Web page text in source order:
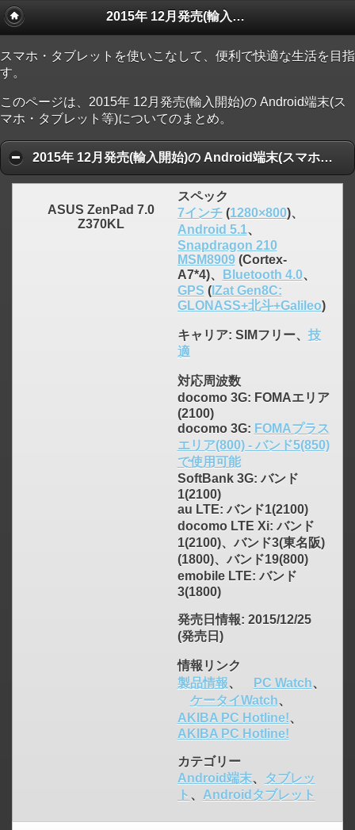
2015年 12月発売(輸入開始)の Android端末(スマホ・タブレット等)
スマホ・タブレットを使いこなして、便利で快適な生活を目指
す。
このページは、2015年 12月発売(輸入開始)の Android端末(ス
マホ・タブレット等)についてのまとめ。
2015年 12月発売(輸入開始)の Android端末(スマホ・タブレット等) 人気ランキング順
ASUS ZenPad 7.0
Z370KL
スペック
7インチ(1280×800)、
Android 5.1、
Snapdragon 210
MSM8909(Cortex-
A7*4)、
Bluetooth 4.0、
GPS (IZat Gen8C:
GLONASS+北斗+Galileo)
キャリア: SIMフリー、 技
適
対応周波数
docomo 3G: FOMAエリア
(2100)
docomo 3G: FOMAプラス
エリア(800) - バンド5(850)
で使用可能
SoftBank 3G: バンド
1(2100)
au LTE: バンド1(2100)
docomo LTE Xi: バンド
1(2100)、バンド3(東名阪)
(1800)、バンド19(800)
emobile LTE: バンド
3(1800)
発売日情報: 2015/12/25
(発売日)
情報リンク
製品情報、 PC Watch、
ケータイWatch、
AKIBA PC Hotline!、
AKIBA PC Hotline!
カテゴリー
Android端末、
タブレッ
ト 、 Androidタブレット